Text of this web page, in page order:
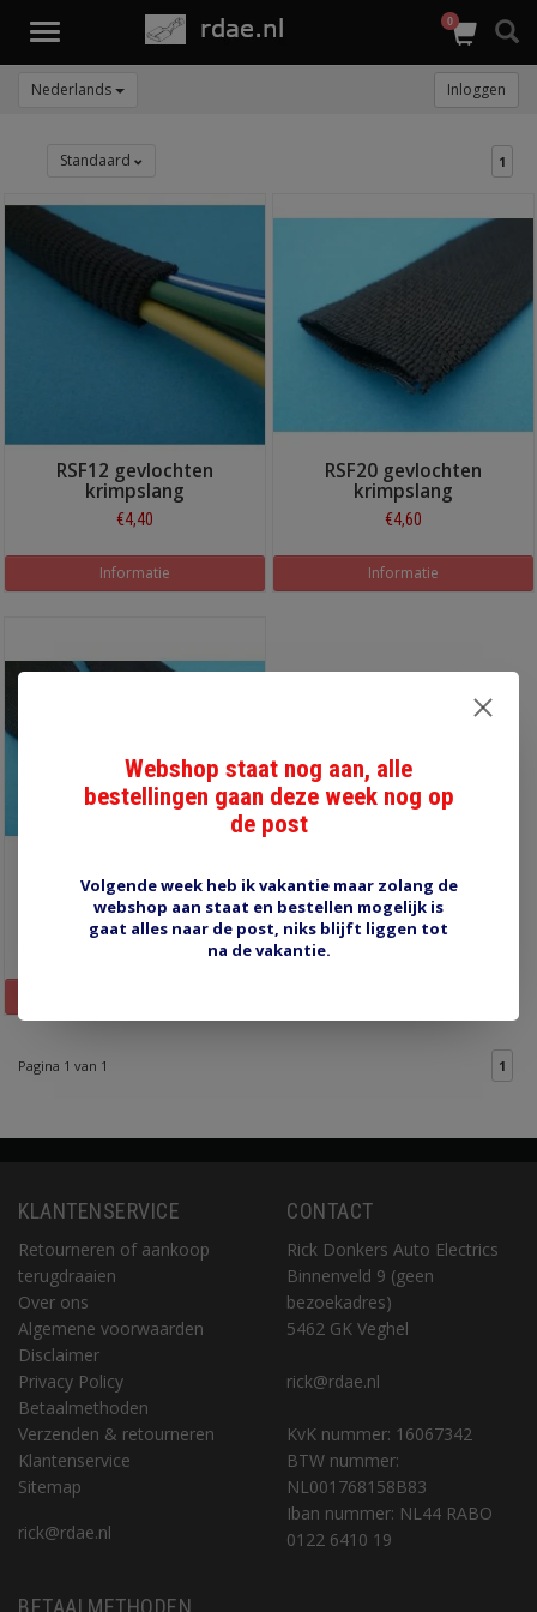
Toggle
0
Nederlands Inloggen
Standaard 1
RSF12 gevlochten
krimpslang
€4,40
Informatie
RSF20 gevlochten
krimpslang
€4,60
Informatie
RSF25 gevlochten
krimpslang
Pagina 1 van 1 1
KLANTENSERVICE
Retourneren of aankoop
terugdraaien
Over ons
Algemene voorwaarden
Disclaimer
Privacy Policy
Betaalmethoden
Verzenden & retourneren
Klantenservice
Sitemap
rick@rdae.nl
CONTACT
Rick Donkers Auto Electrics
Binnenveld 9 (geen
bezoekadres)
5462 GK Veghel
rick@rdae.nl
KvK nummer: 16067342
BTW nummer:
NL001768158B83
Iban nummer: NL44 RABO
0122 6410 19
BETAALMETHODEN
Webshop staat nog aan, alle
bestellingen gaan deze week nog op
de post
Volgende week heb ik vakantie maar zolang de
webshop aan staat en bestellen mogelijk is
gaat alles naar de post, niks blijft liggen tot
na de vakantie.